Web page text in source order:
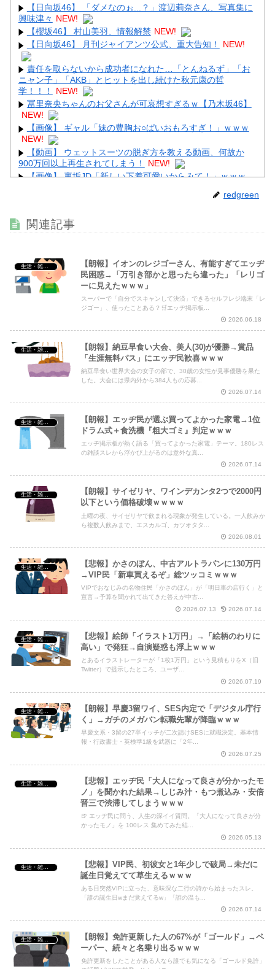
Powered by livedoor 相互RSS
【日向坂46】 「ダメなのぉ...？」渡辺莉奈さん、写真集に
興味津々 NEW!
【櫻坂46】 村山美羽、情報解禁 NEW!
【日向坂46】 月刊ジャイアンツ公式、重大告知！
NEW!
責任を取らないから成功者になれた…「とんねるず」「お
ニャン子」「AKB」とヒットを出し続けた秋元康の哲
学！！！
NEW!
冨里奈央ちゃんのお父さんが可哀想すぎるｗ【乃木坂46】
NEW!
【画像】 ギャル「妹の豊胸お○ぱいおもろすぎ！」ｗｗｗ
NEW!
【動画】 ウェットスーツの脱ぎ方を教える動画、何故か
900万回以上再生されてしまう！
NEW!
【画像】 裏垢JD「新しい下着可愛いからみて！」ｗｗｗ
ぎる NEW!
Powered by livedoor 相互RSS
redgreen
関連記事
【朗報】イオンのレジゴーさん、有能すぎてエッヂ
民困惑→「万引き部かと思ったら違った」「レリゴ
ーに見えたｗｗｗ」
スーパーで「自分でスキャンして決済」できるセルフレジ端末「レ
ジゴー」、使ったことある？🛒エッヂ掲示板...
2026.06.18
【朗報】納豆早食い大会、美人(30)が優勝→賞品
「生涯無料パス」にエッヂ民歓喜ｗｗｗ
納豆早食い世界大会の女子の部で、30歳の女性が見事優勝を果た
した。大会には県内外から384人もの応募...
2026.07.14
【朗報】エッヂ民が選ぶ買ってよかった家電→1位
ドラム式＋食洗機『粗大ゴミ』判定ｗｗｗ
エッヂ掲示板が熱く語る「買ってよかった家電」テーマ。180レス
の雑談スレから浮かび上がるのは意外な真...
2026.07.14
【朗報】サイゼリヤ、ワインデカンタ2つで2000円
以下という価格破壊ｗｗｗｗ
土曜の夜、サイゼリヤで飲まれる現象が発生している。一人飲みか
ら複数人飲みまで、エスカルゴ、カツオタタ...
2026.08.01
【悲報】かさのぼん、中古アルトラパンに130万円
→VIP民「新車買えるぞ」総ツッコミｗｗｗ
VIPでおなじみの名物住民「かさのぼん」が「明日車の店行く」と
宣言→予算を聞かれて出てきた答えが中古...
2026.07.13
2026.07.14
【悲報】絵師「イラスト1万円」→「絵柄のわりに
高い」で発狂→自演疑惑も浮上ｗｗｗ
とあるイラストレーターが「1枚1万円」という見積もりをX（旧
Twitter）で提示したところ、ユーザ...
2026.07.19
生活・雑談・恋愛
【朗報】早慶3留ワイ、SES内定で「デジタル庁行
く」→ガチのメガバン転職先輩が降臨ｗｗｗ
早慶文系・3留の27卒イッチが二次請けSESに就職決定。基本情
報・行政書士・英検準1級を武器に「2年...
2026.07.25
生活・雑談・恋愛
【悲報】エッヂ民「大人になって良さが分かったモ
ノ」を聞かれた結果→しじみ汁・もつ煮込み・安倍
晋三で渋滞してしまうｗｗｗ
🍺 エッヂ民に問う、人生の深イイ質問。「大人になって良さが分
かったモノ」を 100レス 集めてみた結...
2026.05.13
生活・雑談・恋愛
【悲報】VIP民、初彼女と1年少しで破局→未だに
誕生日覚えてて草生えるｗｗｗ
ある日突然VIPに立った、意味深な二行の詩から始まったスレ。
「誰の誕生日wまだ覚えてるw」「誰の温も...
2026.07.14
生活・雑談・恋愛
【朗報】免許更新した人の67%が「ゴールド」→ペ
ーパー、続々と名乗り出るｗｗｗ
免許更新をしたことがある人なら誰でも気になる「ゴールド免許」